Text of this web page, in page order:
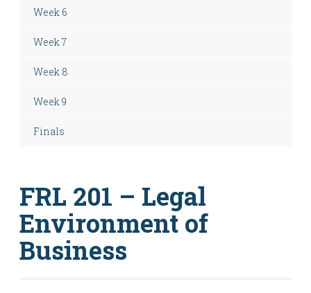
Week 6
Week 7
Week 8
Week 9
Finals
FRL 201 – Legal
Environment of
Business